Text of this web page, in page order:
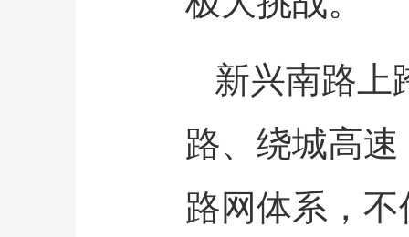
新兴南路上
路、绕城高
路网体系，